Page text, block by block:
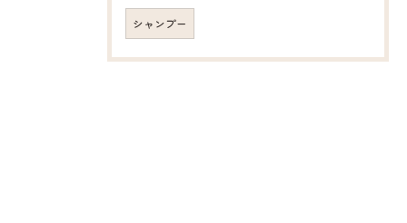
シャンプー